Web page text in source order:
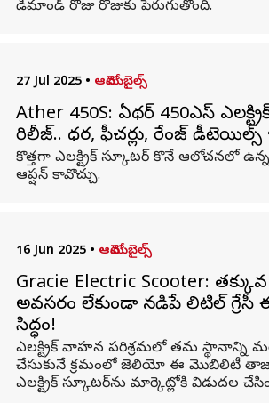
డిమాండ్‌ రోజు రోజుకు పెరుగుతోంది.
27 Jul 2025 • ఆటోమొబైల్స్
Ather 450S: ఏథర్ 450ఎస్
రిలీజ్.. ధర, ఫీచర్లు, రేంజ్ డీటెయిల్స్
కొత్తగా ఎలక్ట్రిక్ స్కూటర్‌ కొనే ఆలోచనలో
ఆప్షన్‌ కావొచ్చు.
16 Jun 2025 • ఆటోమొబైల్స్
Gracie Electric Scooter:
అవసరం లేకుండా నడిపే లిటిల్
సిద్ధం!
ఎలక్ట్రిక్ వాహన పరిశ్రమలో తమ స్థానాన్ని
చేసుకునే క్రమంలో జెలియో ఈ మొబిలిటీ
ఎలక్ట్రిక్ స్కూటర్‌ను మార్కెట్లోకి విడుదల